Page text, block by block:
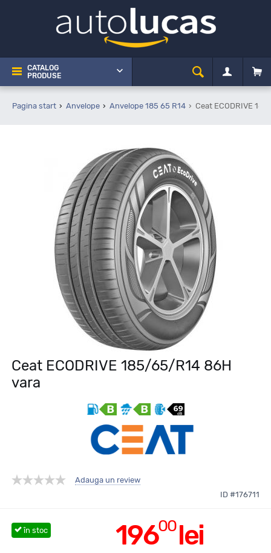
CATALOG
PRODUSE
Pagina start Anvelope Anvelope 185 65 R14 Ceat ECODRIVE
Ceat ECODRIVE 185/65/R14 86H
vara
Adauga un review
ID #176711
19600lei
în stoc